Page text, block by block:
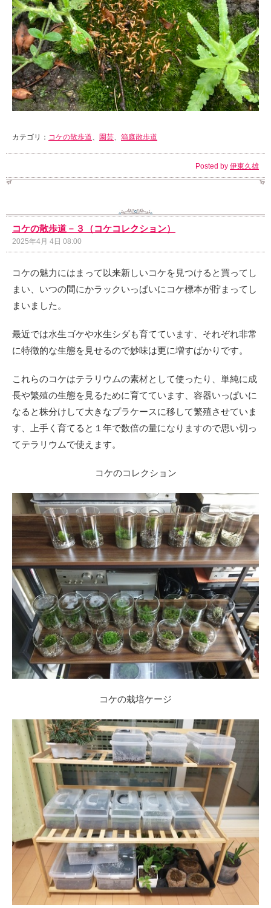
カテゴリ： コケの散歩道、 園芸、 箱庭散歩道
Posted by 伊東久雄
コケの散歩道－３（コケコレクション）
2025年4月 4日 08:00
コケの魅力にはまって以来新しいコケを見つけると買ってし
まい、いつの間にかラックいっぱいにコケ標本が貯まってし
まいました。
最近では水生ゴケや水生シダも育てています、それぞれ非常
に特徴的な生態を見せるので妙味は更に増すばかりです。
これらのコケはテラリウムの素材として使ったり、単純に成
長や繁殖の生態を見るために育てています、容器いっぱいに
なると株分けして大きなプラケースに移して繁殖させていま
す、上手く育てると１年で数倍の量になりますので思い切っ
てテラリウムで使えます。
コケのコレクション
コケの栽培ケージ